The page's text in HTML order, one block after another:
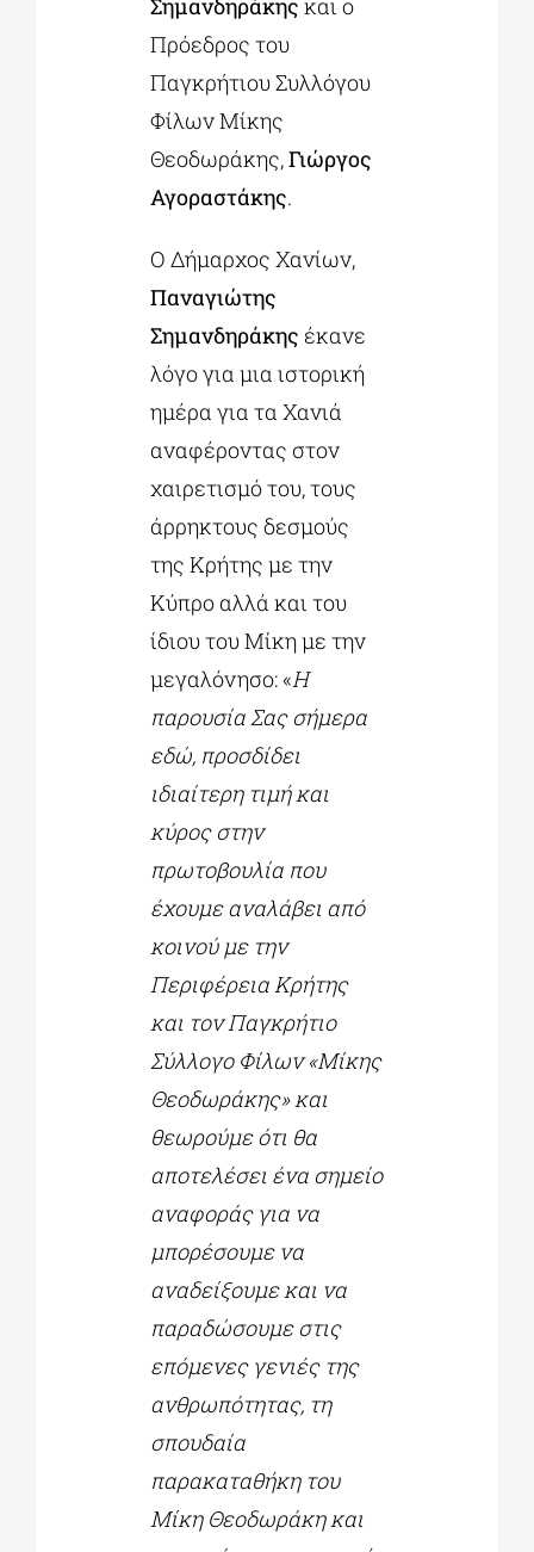
Σημανδηράκης και ο
Πρόεδρος του
Παγκρήτιου Συλλόγου
Φίλων Μίκης
Θεοδωράκης,Γιώργος
Αγοραστάκης.
Ο Δήμαρχος Χανίων,
Παναγιώτης
Σημανδηράκης έκανε
λόγο για μια ιστορική
ημέρα για τα Χανιά
αναφέροντας στον
χαιρετισμό του, τους
άρρηκτους δεσμούς
της Κρήτης με την
Κύπρο αλλά και του
ίδιου του Μίκη με την
μεγαλόνησο: «Η
παρουσία Σας σήμερα
εδώ, προσδίδει
ιδιαίτερη τιμή και
κύρος στην
πρωτοβουλία που
έχουμε αναλάβει από
κοινού με την
Περιφέρεια Κρήτης
και τον Παγκρήτιο
Σύλλογο Φίλων «Μίκης
Θεοδωράκης» και
θεωρούμε ότι θα
αποτελέσει ένα σημείο
αναφοράς για να
μπορέσουμε να
αναδείξουμε και να
παραδώσουμε στις
επόμενες γενιές της
ανθρωπότητας, τη
σπουδαία
παρακαταθήκη του
Μίκη Θεοδωράκη και